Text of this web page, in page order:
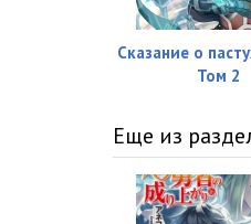
Глава 0024
Глава 0025
Глава 0027
Глава 0028
Сказание о
Том 2
Еще из